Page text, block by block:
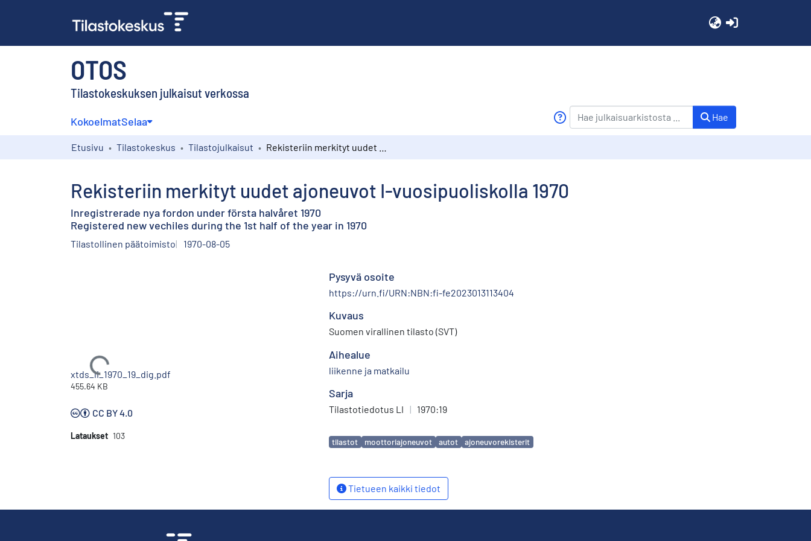
OTOS
Tilastokeskuksen julkaisut verkossa
KokoelmatSelaa Hae
Etusivu Tilastokeskus Tilastojulkaisut
Rekisteriin merkityt uudet ajoneuvot I-vuosipuoliskolla 1970
Inregistrerade nya fordon under första halvåret 1970
Registered new vechiles during the 1st half of the year in 1970
Tilastollinen päätoimisto 1970-08-05
Ladataan...
xtds_li_1970_19_dig.pdf
455.64 KB
CC BY 4.0
Lataukset 103
Pysyvä osoite
https://urn.fi/URN:NBN:fi-fe2023013113404
Kuvaus
Suomen virallinen tilasto (SVT)
Aihealue
liikenne ja matkailu
Sarja
Tilastotiedotus LI | 1970:19
Avainsanat
tilastot moottoriajoneuvot autot ajoneuvorekisterit
Tietueen kaikki tiedot